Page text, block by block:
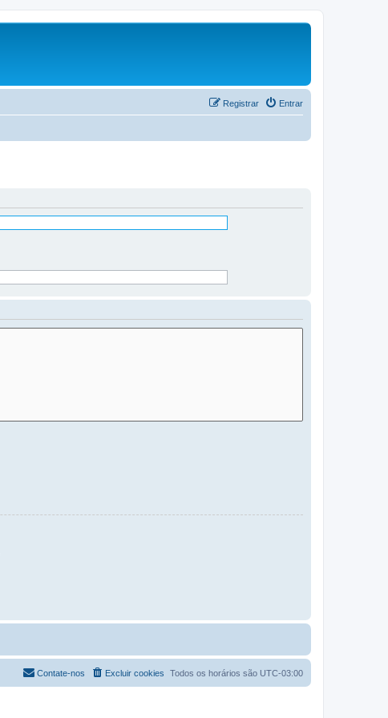
Entrar
Registrar
Todos os horários são UTC-03:00
Excluir cookies
Contate-nos